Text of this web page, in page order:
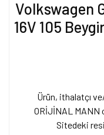
Volkswagen
16V 105
Ürün, ithalatçı
ORİJİNAL
Sitedeki